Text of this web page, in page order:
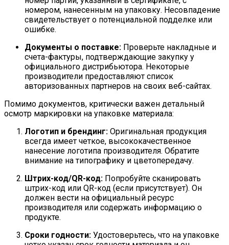
номером, нанесенным на упаковку. Несовпадение
свидетельствует о потенциальной подделке или
ошибке.
Документы о поставке: Проверьте накладные и
счета-фактуры, подтверждающие закупку у
официального дистрибьютора. Некоторые
производители предоставляют список
авторизованных партнеров на своих веб-сайтах.
Помимо документов, критически важен детальный
осмотр маркировки на упаковке материала:
Логотип и брендинг: Оригинальная продукция
всегда имеет четкое, высококачественное
нанесение логотипа производителя. Обратите
внимание на типографику и цветопередачу.
Штрих-код/QR-код: Попробуйте сканировать
штрих-код или QR-код (если присутствует). Он
должен вести на официальный ресурс
производителя или содержать информацию о
продукте.
Сроки годности: Удостоверьтесь, что на упаковке